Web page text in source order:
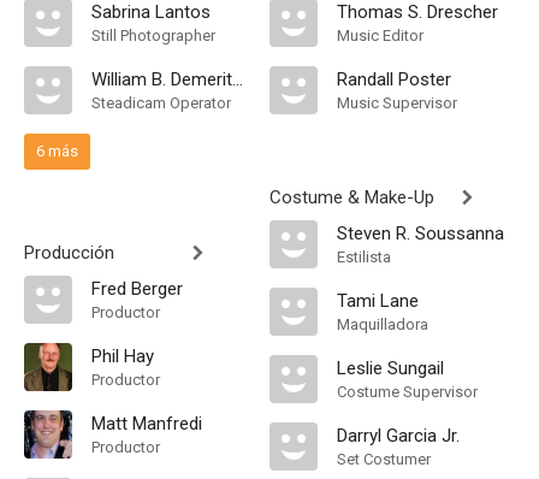
Sabrina Lantos
Still Photographer
William B. Demeritt III
Steadicam Operator
6 más
Producción
Fred Berger
Productor
Phil Hay
Productor
Matt Manfredi
Productor
Thomas S. Drescher
Music Editor
Randall Poster
Music Supervisor
Costume & Make-Up
Steven R. Soussanna
Estilista
Tami Lane
Maquilladora
Leslie Sungail
Costume Supervisor
Darryl Garcia Jr.
Set Costumer